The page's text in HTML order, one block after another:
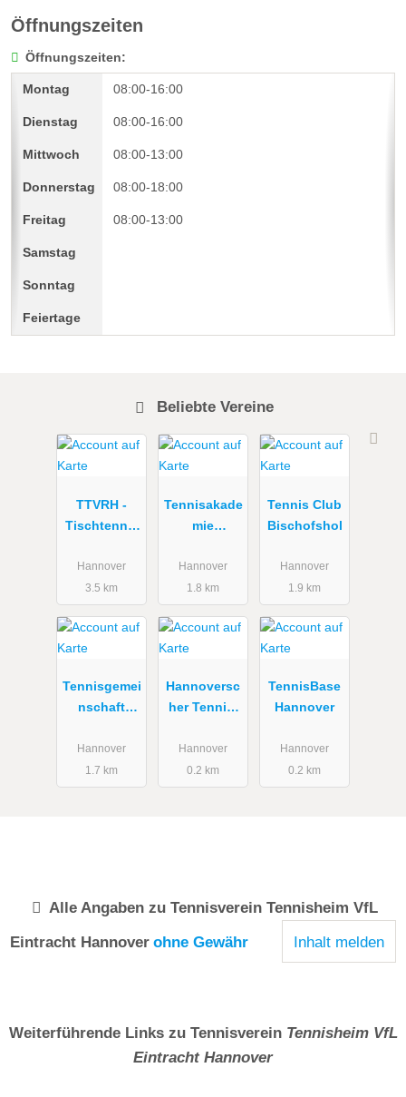
Öffnungszeiten
Öffnungszeiten:
08:00-16:00
08:00-16:00
08:00-13:00
08:00-18:00
08:00-13:00
Beliebte Vereine
TTVRH -
Tischtennis
Region
Hannover
Hannover
3.5 km
Tennisakade
mie
Hannover
1.8 km
Tennis Club
Bischofshol
Hannover
1.9 km
Tennisgemei
nschaft
e.V.
Hannover
1.7 km
Hannoversc
her Tennis-
Hannover
0.2 km
TennisBase
Hannover
Hannover
0.2 km
Alle Angaben zu Tennisverein Tennisheim VfL
Eintracht Hannover ohne Gewähr Inhalt melden
Weiterführende Links zu Tennisverein Tennisheim VfL
Eintracht Hannover